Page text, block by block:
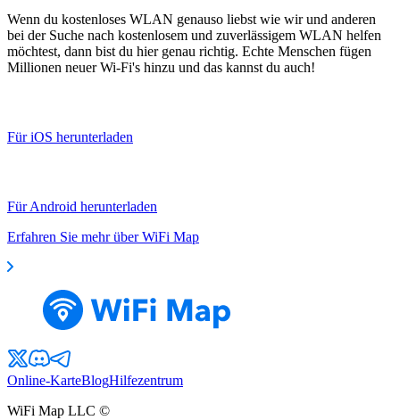
Wenn du kostenloses WLAN genauso liebst wie wir und anderen
bei der Suche nach kostenlosem und zuverlässigem WLAN helfen
möchtest, dann bist du hier genau richtig. Echte Menschen fügen
Millionen neuer Wi-Fi's hinzu und das kannst du auch!
Für iOS herunterladen
Für Android herunterladen
Erfahren Sie mehr über WiFi Map
Online-KarteBlogHilfezentrum
WiFi Map LLC ©